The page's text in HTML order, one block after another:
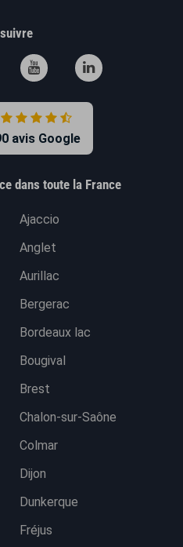
avis Google
dans toute la France
Ajaccio
Anglet
Aurillac
Bergerac
Bordeaux lac
Bougival
Brest
Chalon-sur-Saône
Colmar
Dijon
Dunkerque
Fréjus